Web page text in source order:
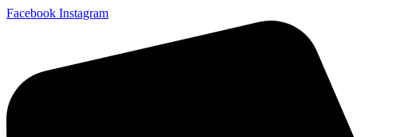
Facebook Instagram